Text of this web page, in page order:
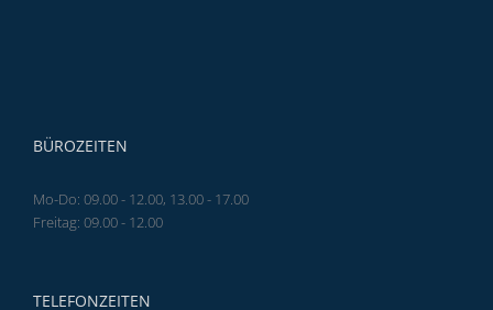
BÜROZEITEN
Mo-Do: 09.00 - 12.00, 13.00 - 17.00
Freitag: 09.00 - 12.00
TELEFONZEITEN